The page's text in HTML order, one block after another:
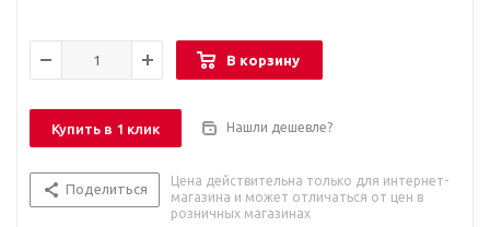
В корзину
Купить в 1 клик Нашли дешевле?
Поделиться
Цена действительна только для интернет-
магазина и может отличаться от цен в
розничных магазинах